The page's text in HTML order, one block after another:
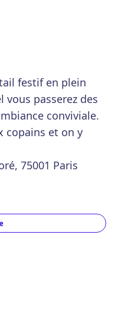
festif en plein
vous passerez des
conviviale.
copains et on y
75001 Paris